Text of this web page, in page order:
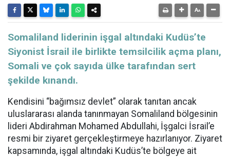
Somaliland liderinin işgal altındaki Kudüs’te
Siyonist İsrail ile birlikte temsilcilik açma planı,
Somali ve çok sayıda ülke tarafından sert
şekilde kınandı.
Kendisini “bağımsız devlet” olarak tanıtan ancak
uluslararası alanda tanınmayan Somaliland bölgesinin
lideri Abdirahman Mohamed Abdullahi, İşgalci İsrail’e
resmi bir ziyaret gerçekleştirmeye hazırlanıyor. Ziyaret
kapsamında, işgal altındaki Kudüs’te bölgeye ait